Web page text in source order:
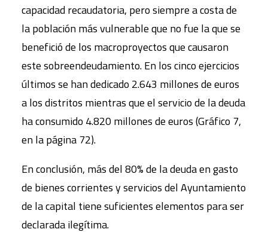
capacidad recaudatoria, pero siempre a costa de
la población más vulnerable que no fue la que se
benefició de los macroproyectos que causaron
este sobreendeudamiento. En los cinco ejercicios
últimos se han dedicado 2.643 millones de euros
a los distritos mientras que el servicio de la deuda
ha consumido 4.820 millones de euros (Gráfico 7,
en la página 72).
En conclusión, más del 80% de la deuda en gasto
de bienes corrientes y servicios del Ayuntamiento
de la capital tiene suficientes elementos para ser
declarada ilegítima.